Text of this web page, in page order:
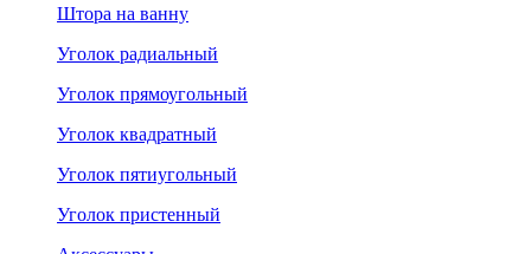
Штора на ванну
Уголок радиальный
Уголок прямоугольный
Уголок квадратный
Уголок пятиугольный
Уголок пристенный